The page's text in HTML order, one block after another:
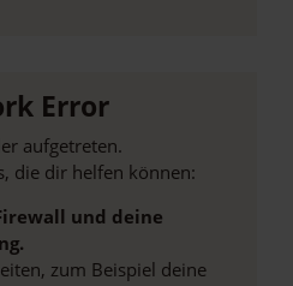
Error
aufgetreten.
die dir helfen können:
und deine
zum Beispiel deine